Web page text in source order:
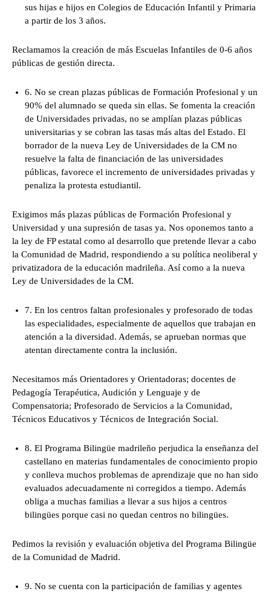
sus hijas e hijos en Colegios de Educación Infantil y Primaria
a partir de los 3 años.
Reclamamos la creación de más Escuelas Infantiles de 0-6 años
públicas de gestión directa.
6. No se crean plazas públicas de Formación Profesional y un
90% del alumnado se queda sin ellas. Se fomenta la creación
de Universidades privadas, no se amplían plazas públicas
universitarias y se cobran las tasas más altas del Estado. El
borrador de la nueva Ley de Universidades de la CM no
resuelve la falta de financiación de las universidades
públicas, favorece el incremento de universidades privadas y
penaliza la protesta estudiantil.
Exigimos más plazas públicas de Formación Profesional y
Universidad y una supresión de tasas ya. Nos oponemos tanto a
la ley de FP estatal como al desarrollo que pretende llevar a cabo
la Comunidad de Madrid, respondiendo a su política neoliberal y
privatizadora de la educación madrileña. Así como a la nueva
Ley de Universidades de la CM.
7. En los centros faltan profesionales y profesorado de todas
las especialidades, especialmente de aquellos que trabajan en
atención a la diversidad. Además, se aprueban normas que
atentan directamente contra la inclusión.
Necesitamos más Orientadores y Orientadoras; docentes de
Pedagogía Terapéutica, Audición y Lenguaje y de
Compensatoria; Profesorado de Servicios a la Comunidad,
Técnicos Educativos y Técnicos de Integración Social.
8. El Programa Bilingüe madrileño perjudica la enseñanza del
castellano en materias fundamentales de conocimiento propio
y conlleva muchos problemas de aprendizaje que no han sido
evaluados adecuadamente ni corregidos a tiempo. Además
obliga a muchas familias a llevar a sus hijos a centros
bilingües porque casi no quedan centros no bilingües.
Pedimos la revisión y evaluación objetiva del Programa Bilingüe
de la Comunidad de Madrid.
9. No se cuenta con la participación de familias y agentes